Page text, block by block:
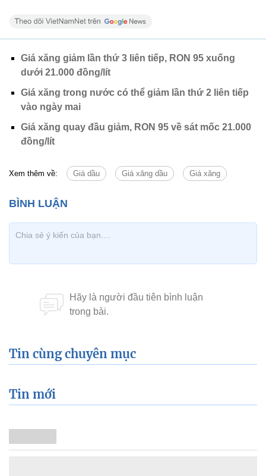
Giá xăng giảm lần thứ 3 liên tiếp, RON 95 xuống
dưới 21.000 đồng/lít
Giá xăng trong nước có thể giảm lần thứ 2 liên tiếp
vào ngày mai
Giá xăng quay đầu giảm, RON 95 về sát mốc 21.000
đồng/lít
Xem thêm về: Giá dầu Giá xăng dầu Giá xăng
Tin cùng chuyên mục
Tin mới